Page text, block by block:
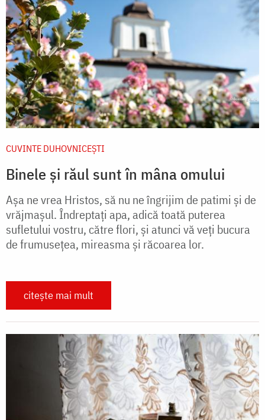
CUVINTE DUHOVNICEȘTI
Binele și răul sunt în mâna omului
Așa ne vrea Hristos, să nu ne îngrijim de patimi și de
vrăjmașul. Îndreptați apa, adică toată puterea
sufletului vostru, către flori, și atunci vă veți bucura
de frumusețea, mireasma și răcoarea lor.
citește mai mult